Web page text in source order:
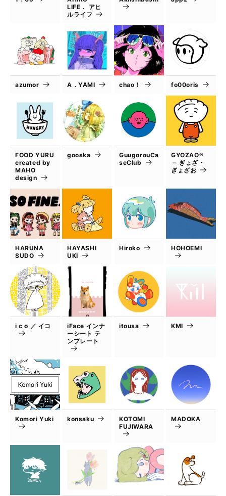
LIFE． アヒ
ルライフ
azumor A．YAMI chao！ fo00oris
FOOD YURU
created by
MAHO
design
gooska
GuugorouCa
seClub
GYOZAO®
－ ぎょざ・
ぎょざお
HARUNA
SUDO
HAYASHI
UKI
Hiroko HOHOEMI
i c o ／ イコ
iFace インナ
ーシート テ
ンプレート
itousa KMI
Komori Yuki konsaku
KOTOMI
FUJIWARA
MADOKA